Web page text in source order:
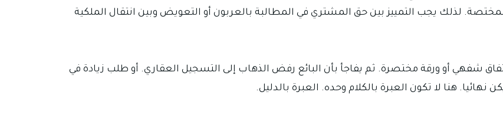
لذلك يجب التمييز بين حق المشتري في المطالبة بالعربون أو التعويض وبين انتقال الملكية
شفهي أو ورقة مختصرة. ثم يفاجأ بأن البائع رفض الذهاب إلى التسجيل العقاري. أو طلب زيادة في
هنا لا تكون العبرة بالكلام وحده. العبرة بالدليل.